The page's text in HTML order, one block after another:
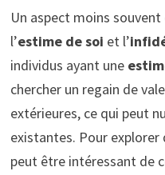
Un aspect moins
l’estime de soi et l’
individus ayant une
chercher un regain de
extérieures, ce qui peut
existantes. Pour
peut être intéressant de